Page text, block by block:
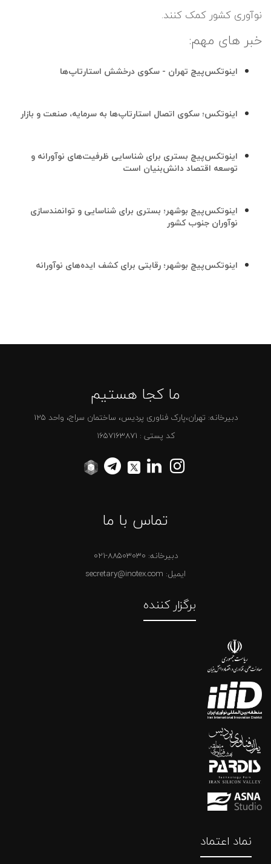
نوآوری کشور کمک کنند.
خبر های مهم:
اینوتکس‌پیچ تهران - سکوی درخشش استارتاپ‌ها
اینوتکس؛ سکوی اتصال استارتاپ‌ها به سرمایه، صنعت و بازار
اینوتکس‌پیچ بستری برای شناسایی ظرفیت‌های نوآورانه و
توسعه اقتصاد دانش‌بنیان است
اینوتکس‌پیچ بوشهر؛ بستری برای شناسایی و توانمندسازی
نوآوران جنوب کشور
اینوتکس‌پیچ بوشهر؛ رقابتی برای کشف ایده‌های نوآورانه
ما کجا هستیم
دبیرخانه: تهران،پارک فناوری پردیس، ساختمان سراج، واحد 125
کد پستی : 1657163871
تماس با ما
دبیرخانه: 021-88503030
ایمیل: secretary@inotex.com
برگزار کننده
نماد اعتماد